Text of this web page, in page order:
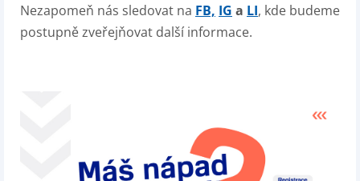
Nezapomeň nás sledovat na FB, IG a LI, kde budeme
postupně zveřejňovat další informace.